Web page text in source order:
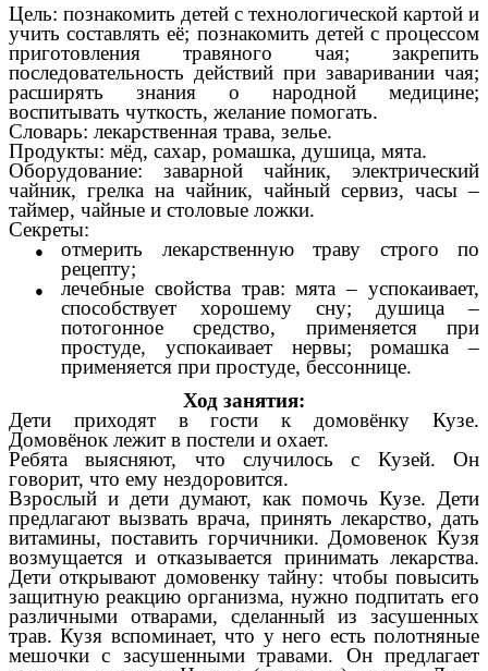
Цель: познакомить детей с технологической картой и
учить составлять её; познакомить детей с процессом
приготовления травяного чая; закрепить
последовательность действий при заваривании чая;
расширять знания о народной медицине;
воспитывать чуткость, желание помогать.
Словарь: лекарственная трава, зелье.
Продукты: мёд, сахар, ромашка, душица, мята.
Оборудование: заварной чайник, электрический
чайник, грелка на чайник, чайный сервиз, часы –
таймер, чайные и столовые ложки.
Секреты:
отмерить лекарственную траву строго по
рецепту;
лечебные свойства трав: мята – успокаивает,
способствует хорошему сну; душица –
потогонное средство, применяется при
простуде, успокаивает нервы; ромашка –
применяется при простуде, бессоннице.
Ход занятия:
Дети приходят в гости к домовёнку Кузе.
Домовёнок лежит в постели и охает.
Ребята выясняют, что случилось с Кузей. Он
говорит, что ему нездоровится.
Взрослый и дети думают, как помочь Кузе. Дети
предлагают вызвать врача, принять лекарство, дать
витамины, поставить горчичники. Домовенок Кузя
возмущается и отказывается принимать лекарства.
Дети открывают домовенку тайну: чтобы повысить
защитную реакцию организма, нужно подпитать его
различными отварами, сделанный из засушенных
трав. Кузя вспоминает, что у него есть полотняные
мешочки с засушенными травами. Он предлагает